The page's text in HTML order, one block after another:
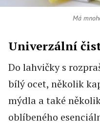
Má
Univerzální
Do lahvičky s
bílý ocet, několik
mýdla a také
oblíbeného